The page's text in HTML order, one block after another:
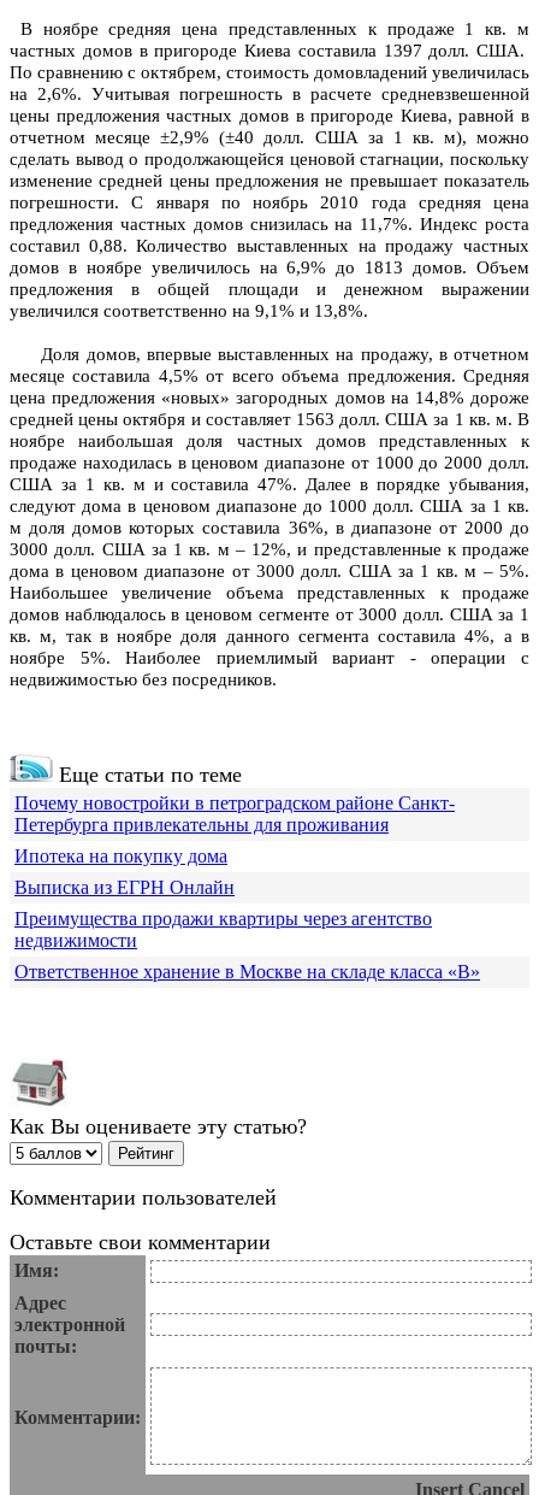
В ноябре средняя цена представленных к продаже 1 кв. м
частных домов в пригороде Киева составила 1397 долл. США.
По сравнению с октябрем, стоимость домовладений увеличилась
на 2,6%. Учитывая погрешность в расчете средневзвешенной
цены предложения частных домов в пригороде Киева, равной в
отчетном месяце ±2,9% (±40 долл. США за 1 кв. м), можно
сделать вывод о продолжающейся ценовой стагнации, поскольку
изменение средней цены предложения не превышает показатель
погрешности. С января по ноябрь 2010 года средняя цена
предложения частных домов снизилась на 11,7%. Индекс роста
составил 0,88. Количество выставленных на продажу частных
домов в ноябре увеличилось на 6,9% до 1813 домов. Объем
предложения в общей площади и денежном выражении
увеличился соответственно на 9,1% и 13,8%.
Доля домов, впервые выставленных на продажу, в отчетном
месяце составила 4,5% от всего объема предложения. Средняя
цена предложения «новых» загородных домов на 14,8% дороже
средней цены октября и составляет 1563 долл. США за 1 кв. м. В
ноябре наибольшая доля частных домов представленных к
продаже находилась в ценовом диапазоне от 1000 до 2000 долл.
США за 1 кв. м и составила 47%. Далее в порядке убывания,
следуют дома в ценовом диапазоне до 1000 долл. США за 1 кв.
м доля домов которых составила 36%, в диапазоне от 2000 до
3000 долл. США за 1 кв. м – 12%, и представленные к продаже
дома в ценовом диапазоне от 3000 долл. США за 1 кв. м – 5%.
Наибольшее увеличение объема представленных к продаже
домов наблюдалось в ценовом сегменте от 3000 долл. США за 1
кв. м, так в ноябре доля данного сегмента составила 4%, а в
ноябре 5%. Наиболее приемлимый вариант - операции с
недвижимостью без посредников.
Еще статьи по теме
Почему новостройки в петроградском районе Санкт-
Петербурга привлекательны для проживания
Ипотека на покупку дома
Выписка из ЕГРН Онлайн
Преимущества продажи квартиры через агентство
недвижимости
Ответственное хранение в Москве на складе класса «В»
Как Вы оцениваете эту статью?
Комментарии пользователей
Оставьте свои комментарии
Имя:
Адрес
электронной
почты:
Комментарии:
Insert Cancel